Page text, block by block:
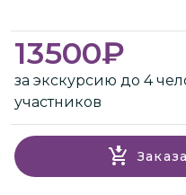
13500₽
за экскурсию до 4
участников